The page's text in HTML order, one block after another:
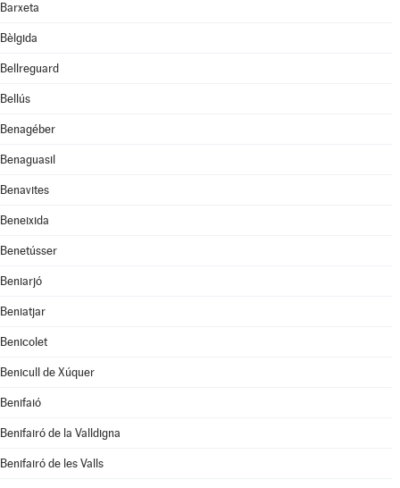
Barxeta
Bèlgida
Bellreguard
Bellús
Benagéber
Benaguasil
Benavites
Beneixida
Benetússer
Beniarjó
Beniatjar
Benicolet
Benicull de Xúquer
Benifaió
Benifairó de la Valldigna
Benifairó de les Valls